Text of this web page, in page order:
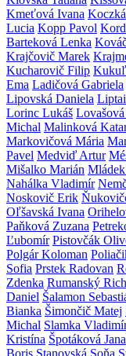
Kmeťová Ivana
Lucia Kopp Pavol
Barteková Lenka
Krajčovič Marek
Kucharovič Filip
Ema Ladičová Gabriela
Lipovská Daniela
Lorinc Lukáš
Michal Malinková
Markovičová Mária
Pavel Medviď Artur
Mišalko Marián
Nahálka Vladimír
Noskovič Erik
Oľšavská Ivana
Paňková Zuzana
Ľubomír Pistovčák
Polgár Koloman
Sofia Prstek Radovan
Zdenka Rumanský
Daniel Šalamon
Bianka Šimončič Matej
Michal Slamka
Kristína Špotáková Jana
Boris Stanovská Soňa